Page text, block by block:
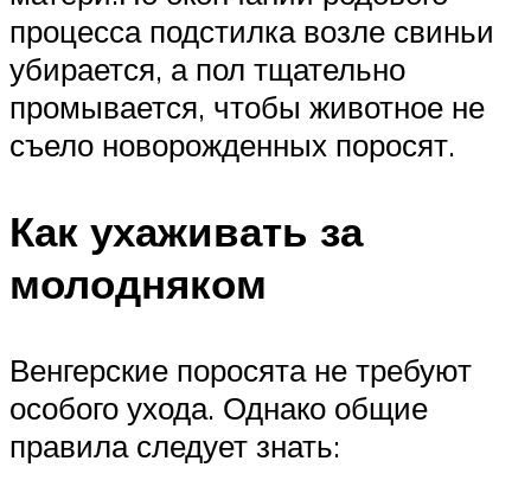
процесса подстилка возле свиньи
убирается, а пол тщательно
промывается, чтобы животное не
съело новорожденных поросят.
Как ухаживать за
молодняком
Венгерские поросята не требуют
особого ухода. Однако общие
правила следует знать: